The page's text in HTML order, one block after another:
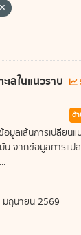
ลในแนวราบ
ด้
ลเส้นการเปลี่ยนแ
น จากข้อมูลการแ
ถุนายน 2569